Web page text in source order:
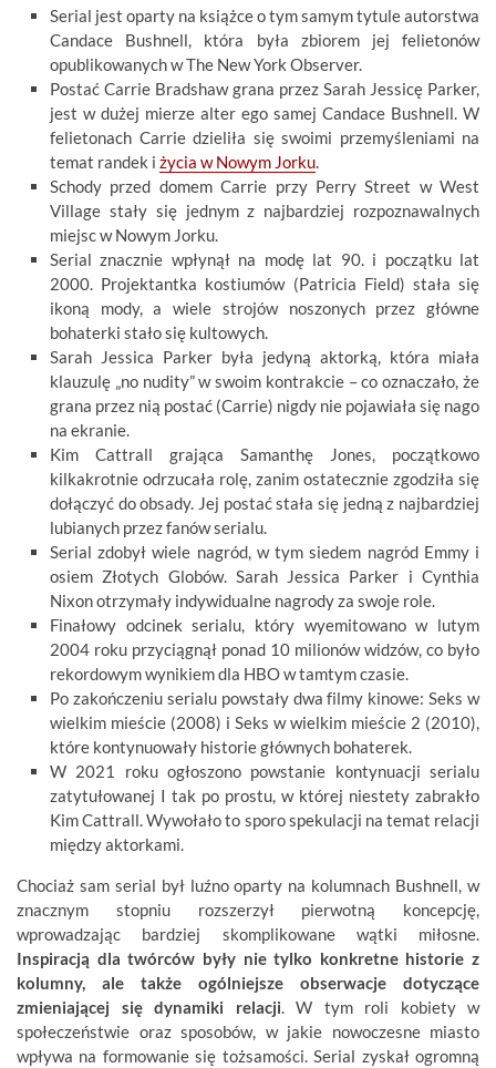
Serial jest oparty na książce o tym samym tytule autorstwa
Candace Bushnell, która była zbiorem jej felietonów
opublikowanych w The New York Observer.
Postać Carrie Bradshaw grana przez Sarah Jessicę Parker,
jest w dużej mierze alter ego samej Candace Bushnell. W
felietonach Carrie dzieliła się swoimi przemyśleniami na
temat randek i życia w Nowym Jorku.
Schody przed domem Carrie przy Perry Street w West
Village stały się jednym z najbardziej rozpoznawalnych
miejsc w Nowym Jorku.
Serial znacznie wpłynął na modę lat 90. i początku lat
2000. Projektantka kostiumów (Patricia Field) stała się
ikoną mody, a wiele strojów noszonych przez główne
bohaterki stało się kultowych.
Sarah Jessica Parker była jedyną aktorką, która miała
klauzulę „no nudity” w swoim kontrakcie – co oznaczało, że
grana przez nią postać (Carrie) nigdy nie pojawiała się nago
na ekranie.
Kim Cattrall grająca Samanthę Jones, początkowo
kilkakrotnie odrzucała rolę, zanim ostatecznie zgodziła się
dołączyć do obsady. Jej postać stała się jedną z najbardziej
lubianych przez fanów serialu.
Serial zdobył wiele nagród, w tym siedem nagród Emmy i
osiem Złotych Globów. Sarah Jessica Parker i Cynthia
Nixon otrzymały indywidualne nagrody za swoje role.
Finałowy odcinek serialu, który wyemitowano w lutym
2004 roku przyciągnął ponad 10 milionów widzów, co było
rekordowym wynikiem dla HBO w tamtym czasie.
Po zakończeniu serialu powstały dwa filmy kinowe: Seks w
wielkim mieście (2008) i Seks w wielkim mieście 2 (2010),
które kontynuowały historie głównych bohaterek.
W 2021 roku ogłoszono powstanie kontynuacji serialu
zatytułowanej I tak po prostu, w której niestety zabrakło
Kim Cattrall. Wywołało to sporo spekulacji na temat relacji
między aktorkami.
Chociaż sam serial był luźno oparty na kolumnach Bushnell, w
znacznym stopniu rozszerzył pierwotną koncepcję,
wprowadzając bardziej skomplikowane wątki miłosne.
Inspiracją dla twórców były nie tylko konkretne historie z
kolumny, ale także ogólniejsze obserwacje dotyczące
zmieniającej się dynamiki relacji. W tym roli kobiety w
społeczeństwie oraz sposobów, w jakie nowoczesne miasto
wpływa na formowanie się tożsamości. Serial zyskał ogromną